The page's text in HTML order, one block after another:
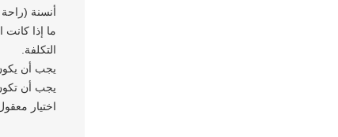
أنسنة (راحة
ما إذا كانت
التكلفة.
يجب أن
يجب أن
اختيار